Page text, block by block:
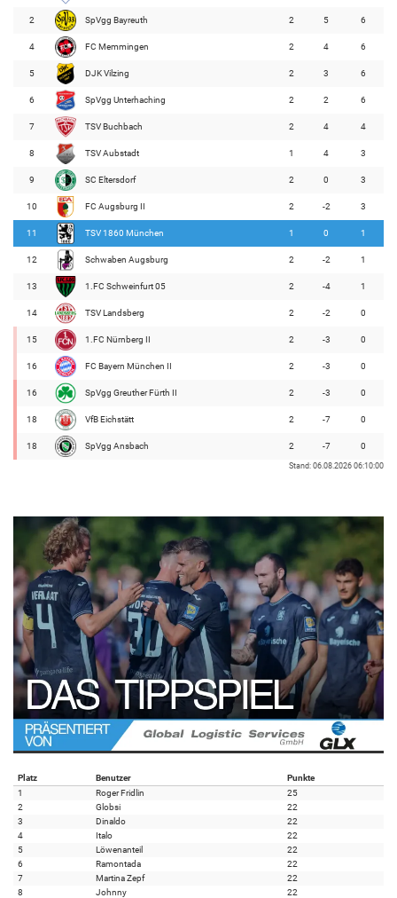
2 SpVgg Bayreuth 2 5 6
4 FC Memmingen 2 4 6
5 DJK Vilzing 2 3 6
6 SpVgg Unterhaching 2 2 6
7 TSV Buchbach 2 4 4
8 TSV Aubstadt 1 4 3
9 SC Eltersdorf 2 0 3
10 FC Augsburg II 2 -2 3
11 TSV 1860 München 1 0 1
12 Schwaben Augsburg 2 -2 1
13 1.FC Schweinfurt 05 2 -4 1
14 TSV Landsberg 2 -2 0
15 1.FC Nürnberg II 2 -3 0
16 FC Bayern München II 2 -3 0
16 SpVgg Greuther Fürth II 2 -3 0
18 VfB Eichstätt 2 -7 0
18 SpVgg Ansbach 2 -7 0
Stand: 06.08.2026 06:10:00
Platz Benutzer
Punkte
1
Roger Fridlin
25
2
Globsi
22
3
Dinaldo
22
4
Italo
22
5
Löwenanteil
22
6
Ramontada
22
7
Martina Zepf
22
8
Johnny
22